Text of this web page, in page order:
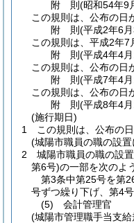
附 則(昭和54年9
この規則は、公布の日
附 則(平成2年6
この規則は、平成2年7
附 則(平成4年4
この規則は、公布の日
附 則(平成7年4
この規則は、公布の日
附 則(平成8年4
(施行期日)
1
この規則は、公布の
(城陽市職員の職の設
2
城陽市職員の職の設
第6号)の一部を次のよ
第3条中第25号を第
号ずつ繰り下げ、第4
(5) 会計管理官
(城陽市管理職手当支